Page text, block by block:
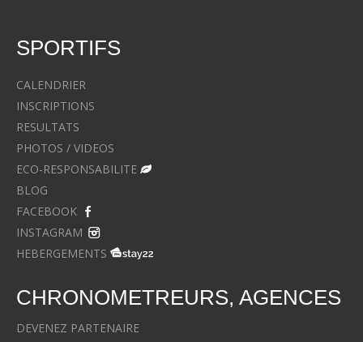
SPORTIFS
CALENDRIER
INSCRIPTIONS
RESULTATS
PHOTOS / VIDEOS
ECO-RESPONSABILITE
BLOG
FACEBOOK
INSTAGRAM
HEBERGEMENTS
CHRONOMETREURS, AGENCES
DEVENEZ PARTENAIRE